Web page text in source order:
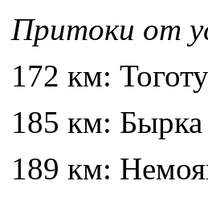
Притоки от
172 км:
185 км: Бырка
189 км: